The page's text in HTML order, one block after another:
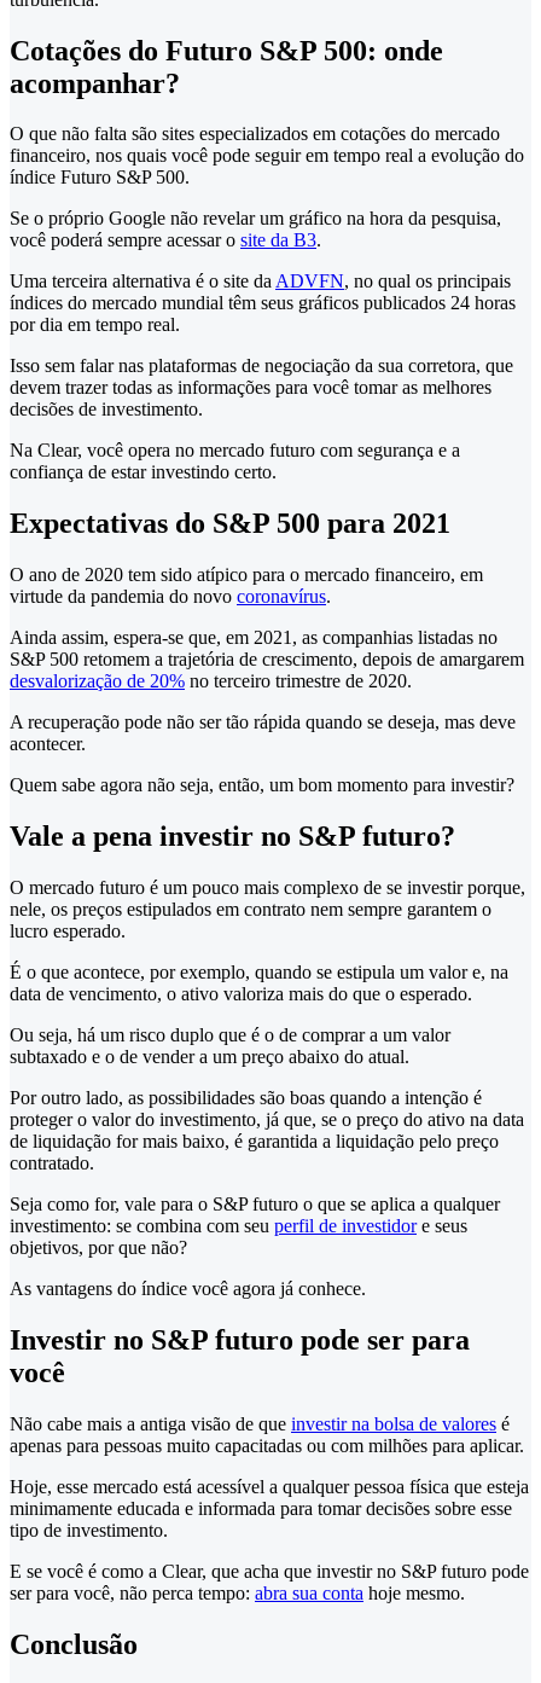
Cotações do Futuro S&P 500: onde
acompanhar?
O que não falta são sites especializados em cotações do mercado
financeiro, nos quais você pode seguir em tempo real a evolução do
índice Futuro S&P 500.
Se o próprio Google não revelar um gráfico na hora da pesquisa,
você poderá sempre acessar o site da B3.
Uma terceira alternativa é o site daADVFN, no qual os principais
índices do mercado mundial têm seus gráficos publicados 24 horas
por dia em tempo real.
Isso sem falar nas plataformas de negociação da sua corretora, que
devem trazer todas as informações para você tomar as melhores
decisões de investimento.
Na Clear, você opera no mercado futuro com segurança e a
confiança de estar investindo certo.
Expectativas do S&P 500 para 2021
O ano de 2020 tem sido atípico para o mercado financeiro, em
virtude da pandemia do novo coronavírus.
Ainda assim, espera-se que, em 2021, as companhias listadas no
S&P 500 retomem a trajetória de crescimento, depois de amargarem
desvalorização de 20% no terceiro trimestre de 2020.
A recuperação pode não ser tão rápida quando se deseja, mas deve
acontecer.
Quem sabe agora não seja, então, um bom momento para investir?
Vale a pena investir no S&P futuro?
O mercado futuro é um pouco mais complexo de se investir porque,
nele, os preços estipulados em contrato nem sempre garantem o
lucro esperado.
É o que acontece, por exemplo, quando se estipula um valor e, na
data de vencimento, o ativo valoriza mais do que o esperado.
Ou seja, há um risco duplo que é o de comprar a um valor
subtaxado e o de vender a um preço abaixo do atual.
Por outro lado, as possibilidades são boas quando a intenção é
proteger o valor do investimento, já que, se o preço do ativo na data
de liquidação for mais baixo, é garantida a liquidação pelo preço
contratado.
Seja como for, vale para o S&P futuro o que se aplica a qualquer
investimento: se combina com seu perfil de investidore seus
objetivos, por que não?
As vantagens do índice você agora já conhece.
Investir no S&P futuro pode ser para
você
Não cabe mais a antiga visão de que investir na bolsa de valores é
apenas para pessoas muito capacitadas ou com milhões para aplicar.
Hoje, esse mercado está acessível a qualquer pessoa física que esteja
minimamente educada e informada para tomar decisões sobre esse
tipo de investimento.
E se você é como a Clear, que acha que investir no S&P futuro pode
ser para você, não perca tempo: abra sua conta hoje mesmo.
Conclusão